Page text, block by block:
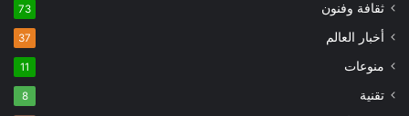
ثقافة وفنون 73
أخبار العالم 37
منوعات 11
تقنية 8